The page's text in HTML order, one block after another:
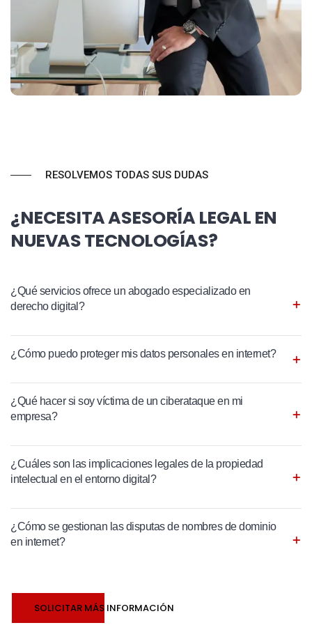
RESOLVEMOS TODAS SUS DUDAS
¿NECESITA ASESORÍA LEGAL EN
NUEVAS TECNOLOGÍAS?
¿Qué servicios ofrece un abogado especializado en
derecho digital?
¿Cómo puedo proteger mis datos personales en internet?
¿Qué hacer si soy víctima de un ciberataque en mi
empresa?
¿Cuáles son las implicaciones legales de la propiedad
intelectual en el entorno digital?
¿Cómo se gestionan las disputas de nombres de dominio
en internet?
SOLICITAR MÁS INFORMACIÓN